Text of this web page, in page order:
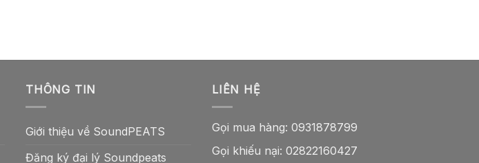
THÔNG TIN
Giới thiệu về SoundPEATS
Đăng ký đại lý Soundpeats
LIÊN HỆ
Gọi mua hàng: 0931878799
Gọi khiếu nại: 02822160427